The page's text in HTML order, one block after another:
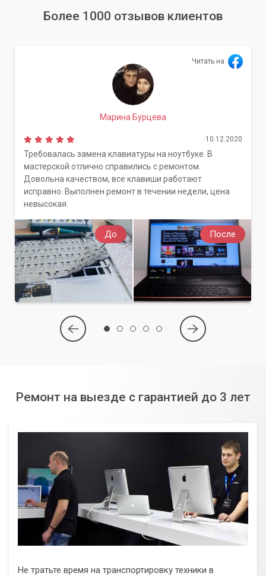
Более 1000 отзывов клиентов
До После
Читать на
Марина Бурцева
10.12.2020
Требовалась замена клавиатуры на ноутбуке. В
мастерской отлично справились с ремонтом.
Довольна качеством, все клавиши работают
исправно. Выполнен ремонт в течении недели, цена
невысокая.
Ремонт на выезде с гарантией до 3 лет
Не тратьте время на транспортировку техники в